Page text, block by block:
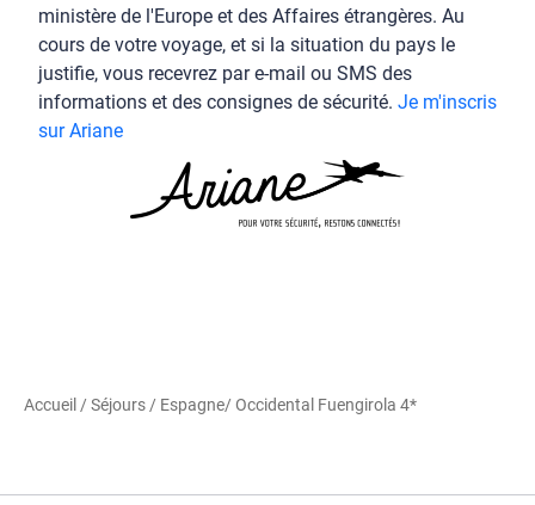
ministère de l'Europe et des Affaires étrangères. Au
cours de votre voyage, et si la situation du pays le
justifie, vous recevrez par e-mail ou SMS des
informations et des consignes de sécurité. Je m'inscris
sur Ariane
Accueil /Séjours / Espagne/ Occidental Fuengirola 4*